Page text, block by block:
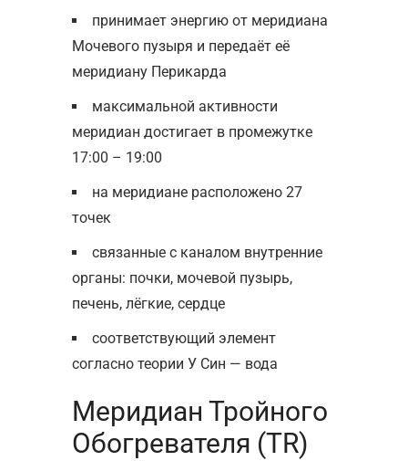
принимает энергию от меридиана
Мочевого пузыря и передаёт её
меридиану Перикарда
максимальной активности
меридиан достигает в промежутке
17:00 – 19:00
на меридиане расположено 27
точек
связанные с каналом внутренние
органы: почки, мочевой пузырь,
печень, лёгкие, сердце
соответствующий элемент
согласно теории У Син — вода
Меридиан Тройного
Обогревателя (TR)